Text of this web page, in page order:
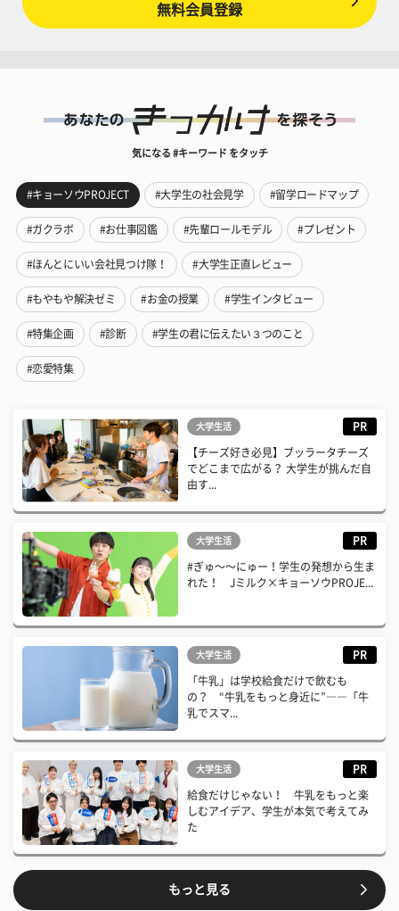
無料会員登録
気になる #キーワード をタッチ
#キョーソウPROJECT #大学生の社会見学 #留学ロードマップ
#ガクラボ #お仕事図鑑 #先輩ロールモデル #プレゼント
#ほんとにいい会社見つけ隊！ #大学生正直レビュー
#もやもや解決ゼミ #お金の授業 #学生インタビュー
#特集企画 #診断 #学生の君に伝えたい３つのこと
#恋愛特集
大学生活 PR
【チーズ好き必見】ブッラータチーズ
でどこまで広がる？ 大学生が挑んだ自
由す...
大学生活 PR
#ぎゅ〜〜にゅー！学生の発想から生ま
れた！ Jミルク×キョーソウPROJE...
大学生活 PR
「牛乳」は学校給食だけで飲むも
の？ “牛乳をもっと身近に”――「牛
乳でスマ...
大学生活 PR
給食だけじゃない！ 牛乳をもっと楽
しむアイデア、学生が本気で考えてみ
た
もっと見る